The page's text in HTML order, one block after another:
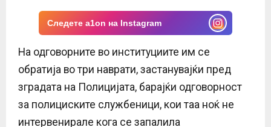
Следете a1on на Instagram
На одговорните во институциите им се
обратија во три наврати, застанувајќи пред
зградата на Полицијата, барајќи одговорност
за полициските службеници, кои таа ноќ не
интервенирале кога се запалила